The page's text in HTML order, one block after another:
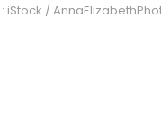
iStock /